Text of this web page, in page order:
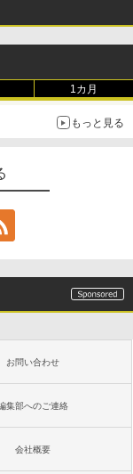
1カ月
もっと見る
お問い合わせ
集部へのご連絡
会社概要